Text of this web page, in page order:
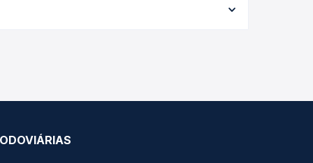
a melhor oferta para o seu roteiro.